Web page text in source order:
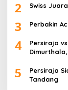
2 Swiss
3 Perbakin
4
Persiraja
5
Persiraja
Tandang